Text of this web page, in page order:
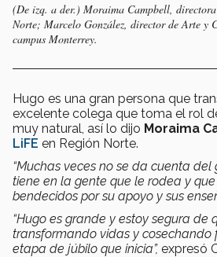
(De izq. a der.) Moraima Campbell,
Norte; Marcelo González, director de Arte y
campus Monterrey.
Hugo es una gran persona que
excelente colega que toma el rol
muy natural, así lo dijo Moraima
LiFE en Región Norte.
“Muchas veces no se da cuenta
tiene en la gente que le rodea y que
bendecidos por su apoyo y sus
“Hugo es grande y estoy segura de
transformando vidas y cosechando
etapa de júbilo que inicia”, expresó